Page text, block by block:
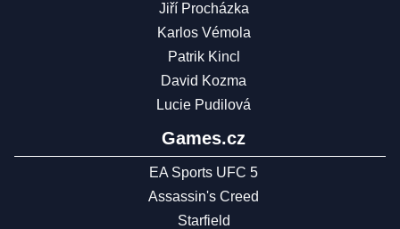
Jiří Procházka
Karlos Vémola
Patrik Kincl
David Kozma
Lucie Pudilová
Games.cz
EA Sports UFC 5
Assassin's Creed
Starfield